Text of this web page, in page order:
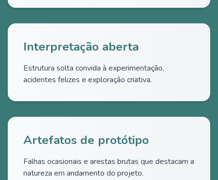
Interpretação aberta
Estrutura solta convida à experimentação,
acidentes felizes e exploração criativa.
Artefatos de protótipo
Falhas ocasionais e arestas brutas que destacam a
natureza em andamento do projeto.